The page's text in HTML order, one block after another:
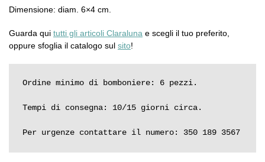
Dimensione: diam. 6×4 cm.
Guarda qui tutti gli articoli Claraluna e scegli il tuo preferito,
oppure sfoglia il catalogo sul sito!
Ordine minimo di bomboniere: 6 pezzi.
Tempi di consegna: 10/15 giorni circa.
Per urgenze contattare il numero: 350 189 3567